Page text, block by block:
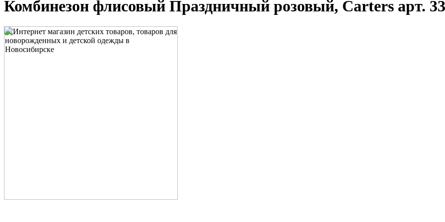
Комбинезон флисовый Праздничный розовый, Carters арт.